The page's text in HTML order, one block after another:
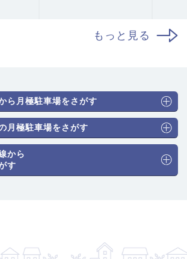
もっと見る
ら月極駐車場をさがす
月極駐車場をさがす
から
す